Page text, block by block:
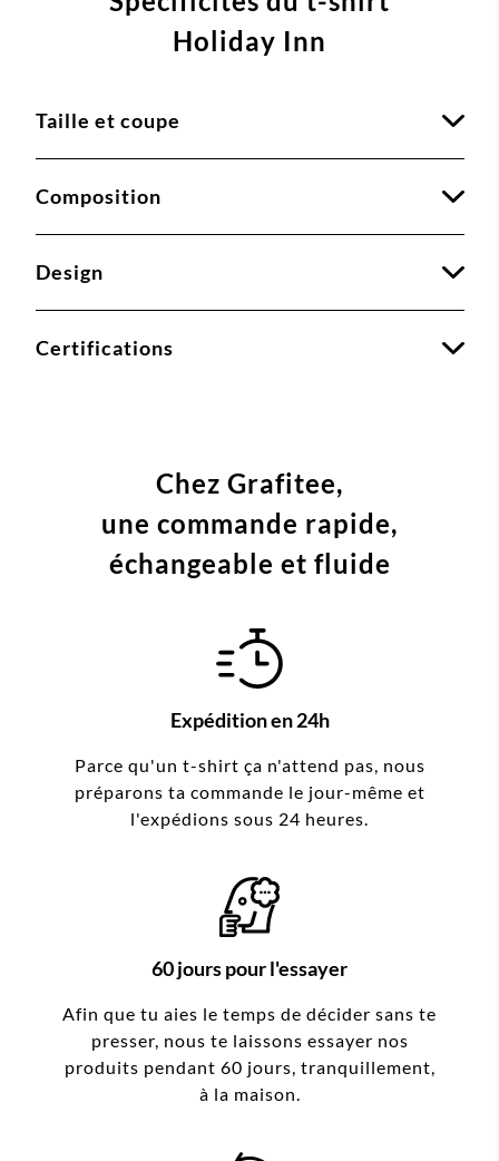
Holiday Inn
Taille et coupe
Composition
Design
Certifications
Chez Grafitee,
une commande rapide,
échangeable et fluide
Expédition en 24h
Parce qu'un t-shirt ça n'attend pas, nous
préparons ta commande le jour-même et
l'expédions sous 24 heures.
60 jours pour l'essayer
Afin que tu aies le temps de décider sans te
presser, nous te laissons essayer nos
produits pendant 60 jours, tranquillement,
à la maison.